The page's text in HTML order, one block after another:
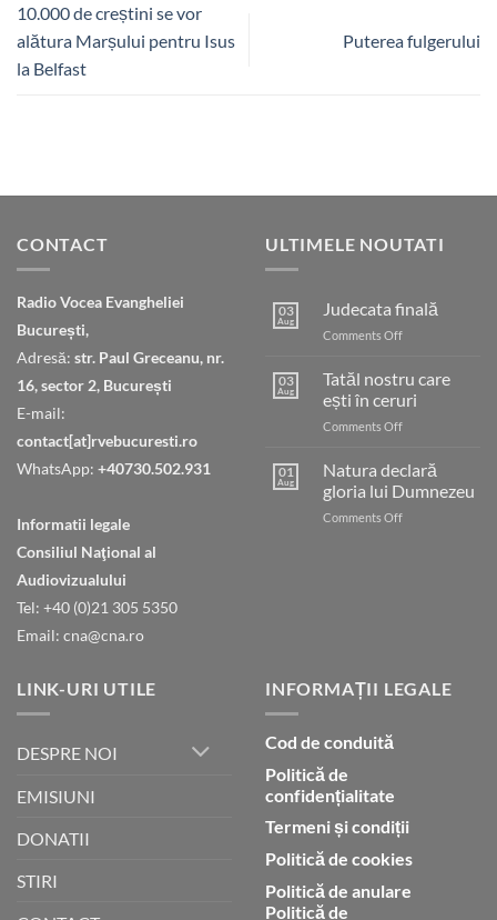
10.000 de creștini se vor
alătura Marșului pentru Isus
la Belfast
Puterea fulgerului
CONTACT
Radio Vocea Evangheliei
București,
Adresă: str. Paul Greceanu, nr.
16, sector 2, București
E-mail:
contact[at]rvebucuresti.ro
WhatsApp: +40730.502.931
Informatii legale
Consiliul Naţional al
Audiovizualului
Tel: +40 (0)21 305 5350
Email: cna@cna.ro
ULTIMELE NOUTATI
03
Aug
Judecata finală
Comments Offon
03
Aug
Tatăl nostru care
ești în ceruri
Comments Offon
nostru
care
ești
în
01
Aug
Natura declară
gloria lui Dumnezeu
Comments Offon
LINK-URI UTILE
DESPRE NOI
EMISIUNI
DONATII
STIRI
INFORMAȚII LEGALE
Cod de conduită
Politică de
confidențialitate
Termeni și condiții
Politică de cookies
Politică de anulare
Politică de